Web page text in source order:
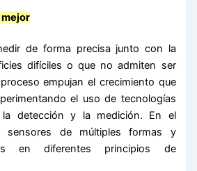
mejor
de forma precisa junto con la
difíciles o que no admiten ser
empujan el crecimiento que
el uso de tecnologías
detección y la medición. En el
sensores de múltiples formas y
en diferentes principios de